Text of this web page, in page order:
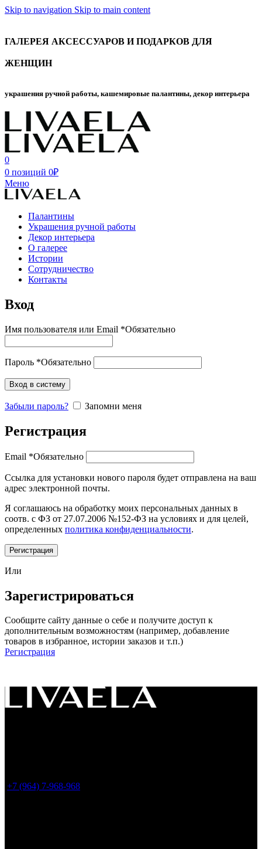
Skip to navigation Skip to main content
ГАЛЕРЕЯ АКСЕССУАРОВ И ПОДАРКОВ ДЛЯ
ЖЕНЩИН
украшения ручной работы, кашемировые палантины, декор интерьера
0
0 позиций 0₽
Меню
Палантины
Украшения ручной работы
Декор интерьера
О галерее
Истории
Сотрудничество
Контакты
Вход
Имя пользователя или Email *Обязательно
Пароль *Обязательно
Вход в систему
Забыли пароль? Запомни меня
Регистрация
Email *Обязательно
Ссылка для установки нового пароля будет отправлена ​​на ваш
адрес электронной почты.
Я соглашаюсь на обработку моих персональных данных в
соотв. с ФЗ от 27.07.2006 №152-ФЗ на условиях и для целей,
определенных политика конфиденциальности.
Регистрация
Или
Зарегистрироваться
Сообщите сайту данные о себе и получите доступ к
дополнительным возможностям (например, добавление
товаров в избранное, истории заказов и т.п.)
Регистрация
+7 (964) 7-968-968